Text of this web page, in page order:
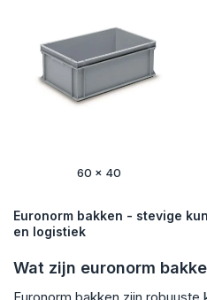
60 x 40
Euronorm bakken - stevige
en logistiek
Wat zijn euronorm